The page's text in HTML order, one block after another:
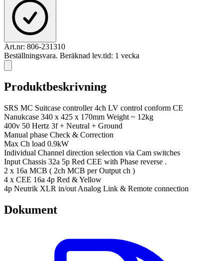
Art.nr: 806-231310
Beställningsvara. Beräknad lev.tid: 1 vecka
Produktbeskrivning
SRS MC Suitcase controller 4ch LV control conform CE
Nanukcase 340 x 425 x 170mm Weight ~ 12kg
400v 50 Hertz 3f + Neutral + Ground
Manual phase Check & Correction
Max Ch load 0.9kW
Individual Channel direction selection via Cam switches
Input Chassis 32a 5p Red CEE with Phase reverse .
2 x 16a MCB ( 2ch MCB per Output ch )
4 x CEE 16a 4p Red & Yellow
4p Neutrik XLR in/out Analog Link & Remote connection
Dokument